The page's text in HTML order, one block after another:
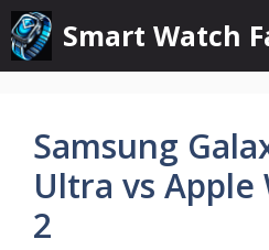
Pular
para
o
Smart Watch
Samsung
Ultra vs
2